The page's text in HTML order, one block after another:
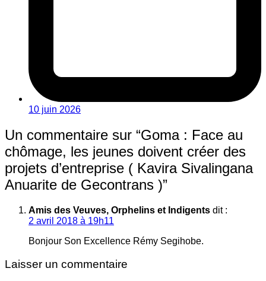
10 juin 2026
Un commentaire sur “Goma : Face au
chômage, les jeunes doivent créer des
projets d’entreprise ( Kavira Sivalingana
Anuarite de Gecontrans )”
Amis des Veuves, Orphelins et Indigents dit :
2 avril 2018 à 19h11
Bonjour Son Excellence Rémy Segihobe.
Laisser un commentaire